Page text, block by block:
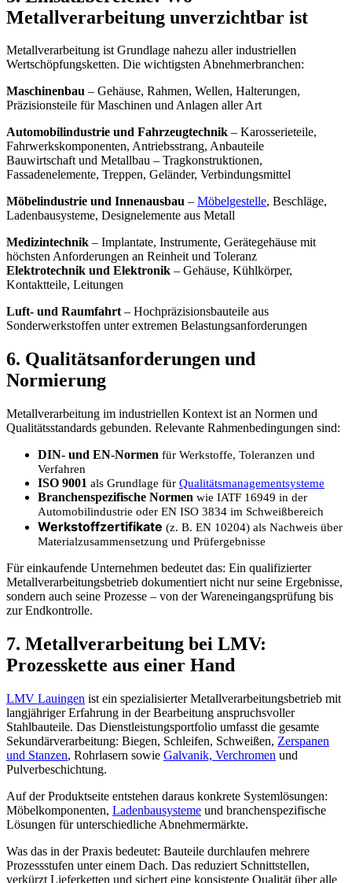
Metallverarbeitung unverzichtbar ist
Metallverarbeitung ist Grundlage nahezu aller industriellen
Wertschöpfungsketten. Die wichtigsten Abnehmerbranchen:
Maschinenbau – Gehäuse, Rahmen, Wellen, Halterungen,
Präzisionsteile für Maschinen und Anlagen aller Art
Automobilindustrie und Fahrzeugtechnik – Karosserieteile,
Fahrwerkskomponenten, Antriebsstrang, Anbauteile
Bauwirtschaft und Metallbau – Tragkonstruktionen,
Fassadenelemente, Treppen, Geländer, Verbindungsmittel
Möbelindustrie und Innenausbau – Möbelgestelle, Beschläge,
Ladenbausysteme, Designelemente aus Metall
Medizintechnik – Implantate, Instrumente, Gerätegehäuse mit
höchsten Anforderungen an Reinheit und Toleranz
Elektrotechnik und Elektronik – Gehäuse, Kühlkörper,
Kontaktteile, Leitungen
Luft- und Raumfahrt– Hochpräzisionsbauteile aus
Sonderwerkstoffen unter extremen Belastungsanforderungen
6. Qualitätsanforderungen und
Normierung
Metallverarbeitung im industriellen Kontext ist an Normen und
Qualitätsstandards gebunden. Relevante Rahmenbedingungen sind:
DIN- und EN-Normen für Werkstoffe, Toleranzen und
Verfahren
ISO 9001 als Grundlage für Qualitätsmanagementsysteme
Branchenspezifische Normen wie IATF 16949 in der
Automobilindustrie oder EN ISO 3834 im Schweißbereich
Werkstoffzertifikate (z. B. EN 10204) als Nachweis über
Materialzusammensetzung und Prüfergebnisse
Für einkaufende Unternehmen bedeutet das: Ein qualifizierter
Metallverarbeitungsbetrieb dokumentiert nicht nur seine Ergebnisse,
sondern auch seine Prozesse – von der Wareneingangsprüfung bis
zur Endkontrolle.
7. Metallverarbeitung bei LMV:
Prozesskette aus einer Hand
LMV Lauingen ist ein spezialisierter Metallverarbeitungsbetrieb mit
langjähriger Erfahrung in der Bearbeitung anspruchsvoller
Stahlbauteile. Das Dienstleistungsportfolio umfasst die gesamte
Sekundärverarbeitung: Biegen, Schleifen, Schweißen, Zerspanen
und Stanzen, Rohrlasern sowie Galvanik, Verchromen und
Pulverbeschichtung.
Auf der Produktseite entstehen daraus konkrete Systemlösungen:
Möbelkomponenten, Ladenbausysteme und branchenspezifische
Lösungen für unterschiedliche Abnehmermärkte.
Was das in der Praxis bedeutet: Bauteile durchlaufen mehrere
Prozessstufen unter einem Dach. Das reduziert Schnittstellen,
verkürzt Lieferketten und sichert eine konsistente Qualität über alle